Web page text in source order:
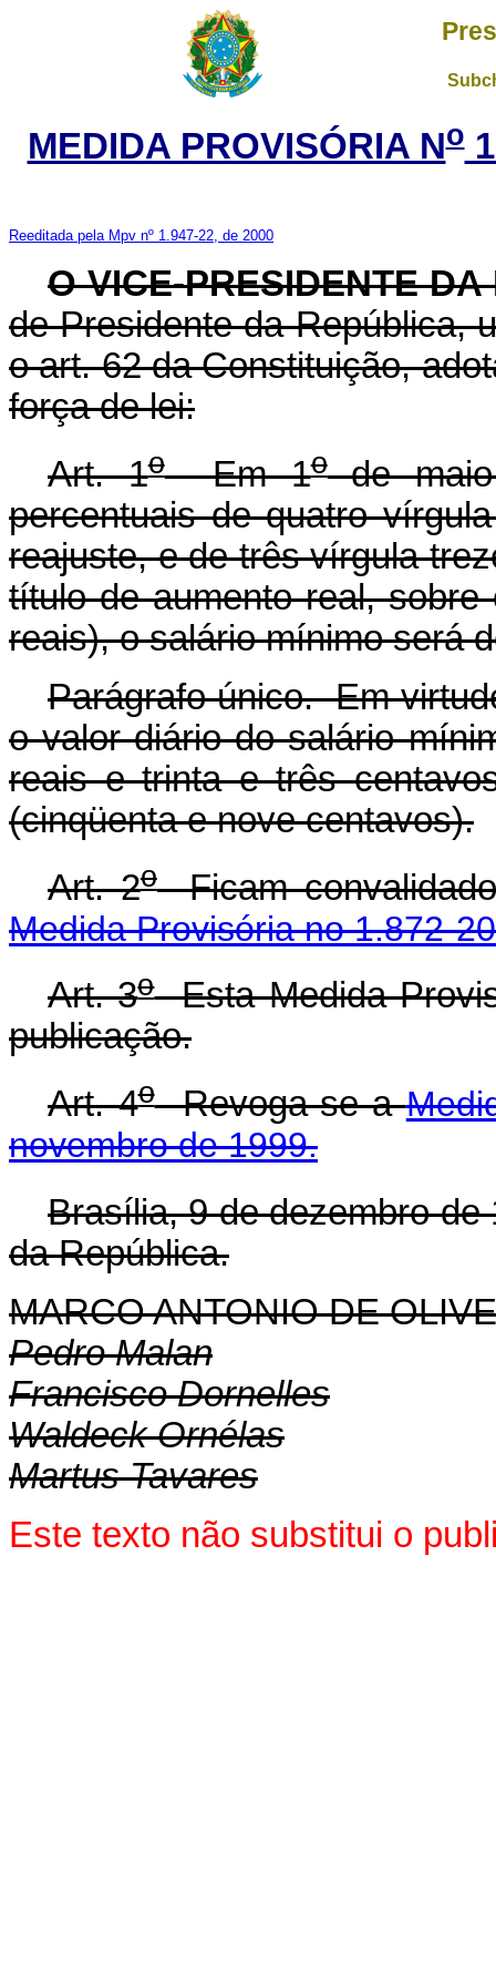
MEDIDA PROVISÓRIA No
Reeditada pela Mpv nº 1.947-22, de 2000
O VICE-PRESIDENTE
de Presidente da República,
o art. 62 da Constituição,
força de lei:
Art. 1oEm 1ode maio
percentuais de quatro
reajuste, e de três vírgula
título de aumento real,
reais), o salário mínimo será
Parágrafo único. Em
o valor diário do salário
reais e trinta e três
(cinqüenta e nove centavos).
Art. 2oFicam
Medida Provisória no 1.872-
Art. 3oEsta Medida
publicação.
Art. 4oRevoga-se a
novembro de 1999.
Brasília, 9 de dezembro de
da República.
MARCO ANTONIO DE
Pedro Malan
Francisco Dornelles
Waldeck Ornélas
Martus Tavares
Este texto não substitui o